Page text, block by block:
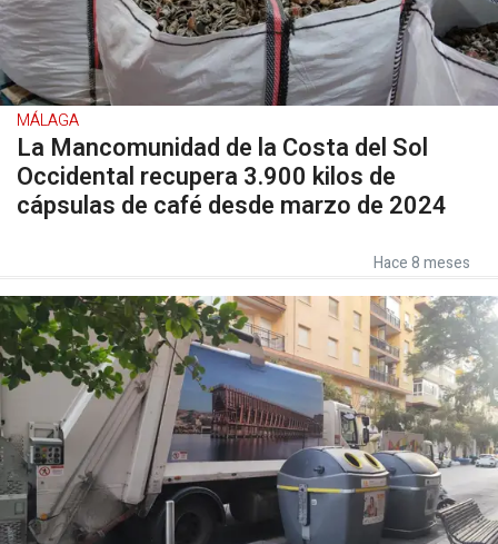
MÁLAGA
La Mancomunidad de la Costa del Sol
Occidental recupera 3.900 kilos de
cápsulas de café desde marzo de 2024
Hace 8 meses